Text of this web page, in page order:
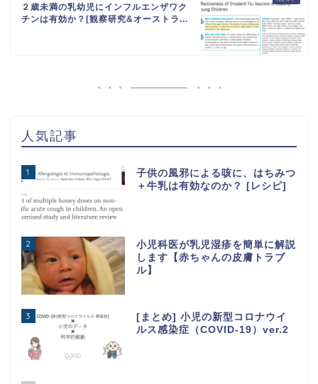
２歳未満の乳幼児にインフルエンザワク
チンは有効か？[観察研究&オーストラ...
人気記事
1
子供の風邪による咳に、はちみつ
＋牛乳は有効なのか？ [レシピ]
2
小児科医が乳児湿疹を簡単に解説
します【赤ちゃんの皮膚トラブ
ル】
3
[まとめ] 小児の新型コロナウイ
ルス感染症（COVID-19）ver.2